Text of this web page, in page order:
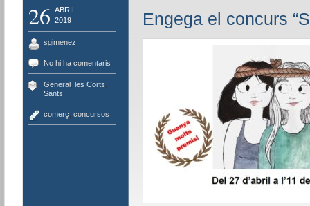
26 ABRIL
2019
sgimenez
No hi ha comentaris
General, les Corts
Sants
comerç concursos
Engega el concurs